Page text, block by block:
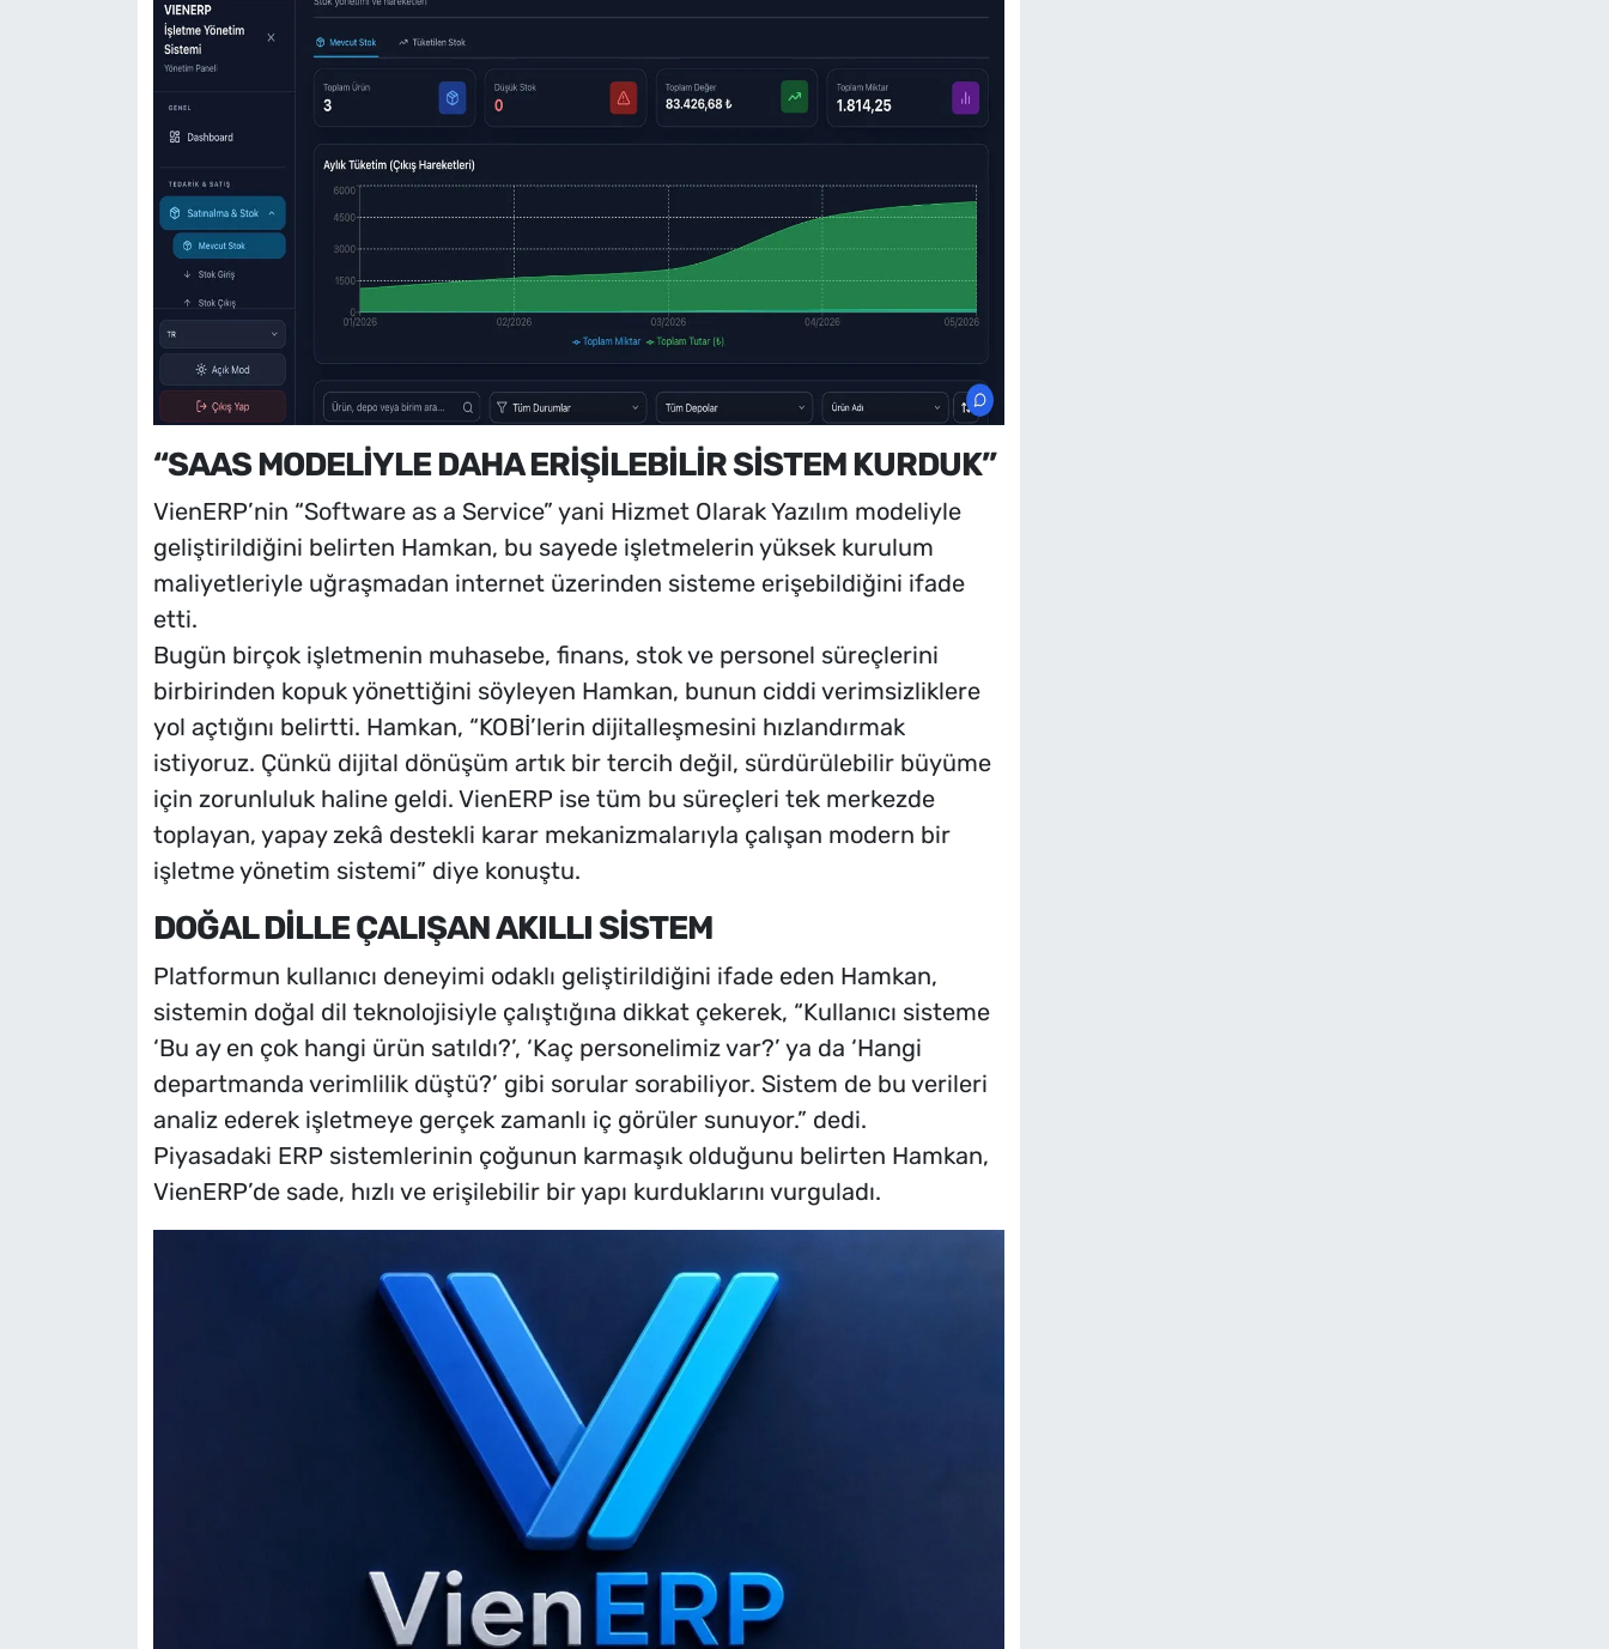
“SAAS MODELİYLE DAHA ERİŞİLEBİLİR SİSTEM KURDUK”
VienERP’nin “Software as a Service” yani Hizmet Olarak Yazılım modeliyle
geliştirildiğini belirten Hamkan, bu sayede işletmelerin yüksek kurulum
maliyetleriyle uğraşmadan internet üzerinden sisteme erişebildiğini ifade
etti.
Bugün birçok işletmenin muhasebe, finans, stok ve personel süreçlerini
birbirinden kopuk yönettiğini söyleyen Hamkan, bunun ciddi verimsizliklere
yol açtığını belirtti. Hamkan, “KOBİ’lerin dijitalleşmesini hızlandırmak
istiyoruz. Çünkü dijital dönüşüm artık bir tercih değil, sürdürülebilir büyüme
için zorunluluk haline geldi. VienERP ise tüm bu süreçleri tek merkezde
toplayan, yapay zekâ destekli karar mekanizmalarıyla çalışan modern bir
işletme yönetim sistemi” diye konuştu.
DOĞAL DİLLE ÇALIŞAN AKILLI SİSTEM
Platformun kullanıcı deneyimi odaklı geliştirildiğini ifade eden Hamkan,
sistemin doğal dil teknolojisiyle çalıştığına dikkat çekerek, “Kullanıcı sisteme
‘Bu ay en çok hangi ürün satıldı?’, ‘Kaç personelimiz var?’ ya da ‘Hangi
departmanda verimlilik düştü?’ gibi sorular sorabiliyor. Sistem de bu verileri
analiz ederek işletmeye gerçek zamanlı iç görüler sunuyor.” dedi.
Piyasadaki ERP sistemlerinin çoğunun karmaşık olduğunu belirten Hamkan,
VienERP’de sade, hızlı ve erişilebilir bir yapı kurduklarını vurguladı.